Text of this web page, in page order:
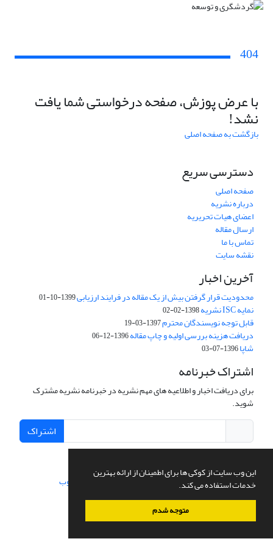
این وب سایت از کوکی ها برای اطمینان از ارائه بهترین
خدمات استفاده می کند.
متوجه شدم
404
با عرض پوزش، صفحه درخواستی شما یافت
نشد!
بازگشت به صفحه اصلی
دسترسی سریع
صفحه اصلی
درباره نشریه
اعضای هیات تحریریه
ارسال مقاله
تماس با ما
نقشه سایت
آخرین اخبار
محدودیت قرار گرفتن بیش از یک مقاله در فرایند ارزیابی1399-10-01
نمایه ISC نشریه 1398-02-02
قابل توجه نویسندگان محترم1397-03-19
دریافت هزینه بررسی اولیه و چاپ مقاله1396-12-06
شاپا1396-07-03
اشتراک خبرنامه
برای دریافت اخبار و اطلاعیه های مهم نشریه در خبرنامه نشریه مشترک
شوید.
اشتراک
سامانه مدیریت نشریات علمی. طراحی و پیاده سازی از سیناوب